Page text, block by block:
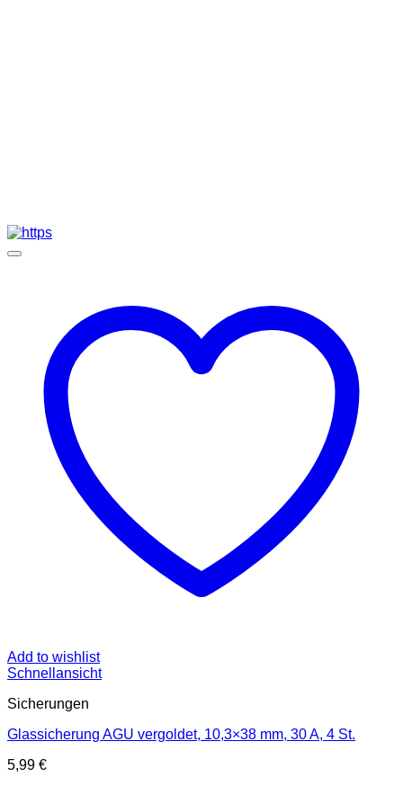
Add to wishlist
Schnellansicht
Sicherungen
Glassicherung AGU vergoldet, 10,3×38 mm, 30 A, 4 St.
5,99 €